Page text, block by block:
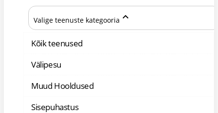
Valige teenuste kategooria keyboard_arrow_up
Kõik teenused
Välipesu
Muud Hooldused
Sisepuhastus